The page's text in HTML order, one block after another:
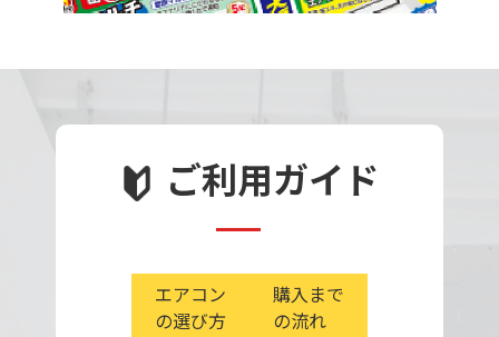
ご利用ガイド
エアコン
の選び方
購入まで
の流れ